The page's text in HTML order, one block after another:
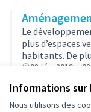
Informations sur
Nous utilisons des
Le
plus d’espaces
habitants. De
essentiel dans
08 fév. 2019 →
Conditions d'utilisation